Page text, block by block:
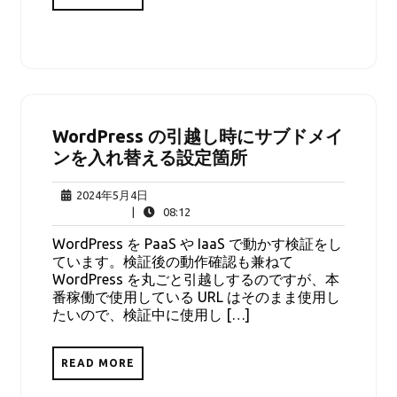
WordPress の引越し時にサブドメイ
ンを入れ替える設定箇所
2024年5月4日
年
5
月
4
日
08:12
WordPress を PaaS や IaaS で動かす検証をし
ています。検証後の動作確認も兼ねて
WordPress を丸ごと引越しするのですが、本
番稼働で使用している URL はそのまま使用し
たいので、検証中に使用し […]
READ MORE